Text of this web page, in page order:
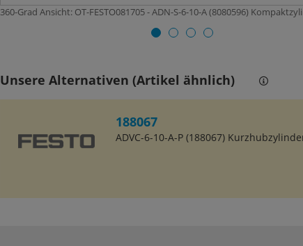
360-Grad Ansicht: OT-FESTO081705 - ADN-S-6-10-A (8080596)
Unsere Alternativen (Artikel ähnlich)
188067
ADVC-6-10-A-P (188067)